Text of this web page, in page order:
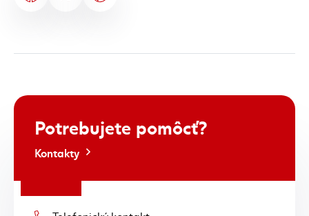
Potrebujete pomôcť?
Kontakty